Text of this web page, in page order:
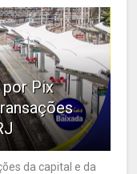
por Pix
da capital e da